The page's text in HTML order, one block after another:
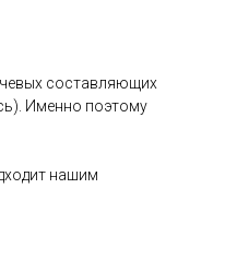
составляющих
Именно поэтому
нашим